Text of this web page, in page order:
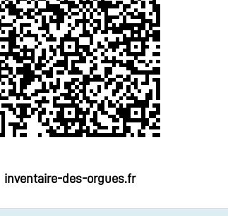
inventaire-des-orgues.fr